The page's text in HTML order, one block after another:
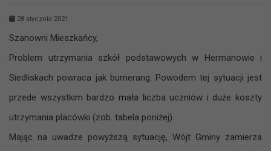
28 stycznia 2021
Szanowni Mieszkańcy,
Problem utrzymania szkół podstawowych w Hermanowie i
Siedliskach powraca jak bumerang. Powodem tej sytuacji jest
przede wszystkim bardzo mała liczba uczniów i duże koszty
utrzymania placówki (zob. tabela poniżej).
Mając na uwadze powyższą sytuację, Wójt Gminy zamierza